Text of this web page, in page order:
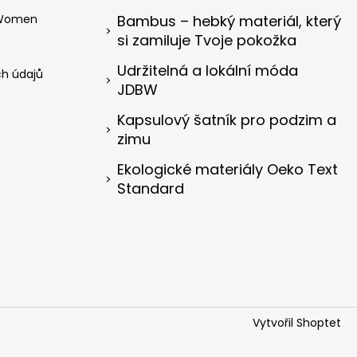
údajů
Bambus – hebký materiál, který
si zamiluje Tvoje pokožka
Udržitelná a lokální móda
JDBW
Kapsulový šatník pro podzim a
zimu
Ekologické materiály Oeko Text
Standard
Vytvořil Shoptet